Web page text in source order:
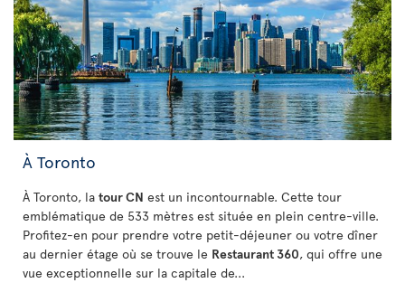
À Toronto
À Toronto, la tour CN est un incontournable. Cette tour
emblématique de 533 mètres est située en plein centre-ville.
Profitez-en pour prendre votre petit-déjeuner ou votre dîner
au dernier étage où se trouve le Restaurant 360, qui offre une
vue exceptionnelle sur la capitale de...